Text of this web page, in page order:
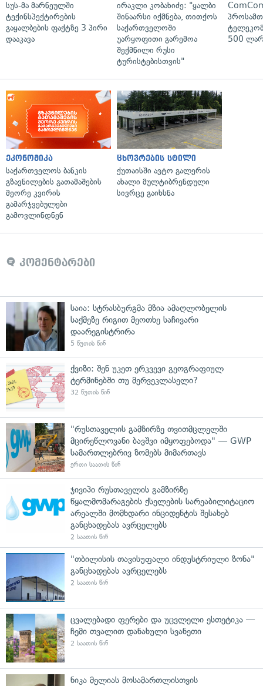
სუს-მა მარნეულში
ტექინსპექტირების
გაყალბების ფაქტზე 3 პირი
დააკავა
ირაკლი კობახიძე: "ყალბი
შინაარსი იქმნება, თითქოს
საქართველოში
უარყოფითი გარემოა
შექმნილი რუსი
ტურისტებისთვის"
500
ეკონომიკა
საქართველოს ბანკის
გზავნილების გათამაშების
მეორე კვირის
გამარჯვებულები
გამოვლინდნენ
ცხოვრების სტილი
ქუთაისში ავტო გალერის
ახალი მულტიბრენდული
სივრცე გაიხსნა
კომენტარები
საია: სტრასბურგმა მზია ამაღლობელის
საქმეზე რიგით მეოთხე საჩივარი
დაარეგისტრირა
5 წუთის წინ
ქვიზი: შენ უკეთ ერკვევი გეოგრაფიულ
ტერმინებში თუ მერვეკლასელი?
32 წუთის წინ
"რუსთაველის გამზირზე თვითმცლელში
მცირეწლოვანი ბავშვი იმყოფებოდა" — GWP
სამართლებრივ ზომებს მიმართავს
ერთი საათის წინ
ჯივიპი რუსთაველის გამზირზე
წყალმომარაგების ქსელების სარეაბილიტაციო
არეალში მომხდარი ინციდენტის შესახებ
განცხადებას ავრცელებს
2 საათის წინ
"თბილისის თავისუფალი ინდუსტრიული ზონა"
განცხადებას ავრცელებს
2 საათის წინ
ცვალებადი ფერები და უცვლელი ესთეტიკა —
ჩემი თვალით დანახული სვანეთი
2 საათის წინ
ნიკა მელიას მოსამართლისთვის